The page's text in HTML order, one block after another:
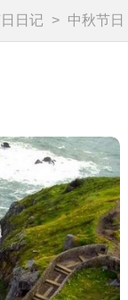
日记 >
中秋节日